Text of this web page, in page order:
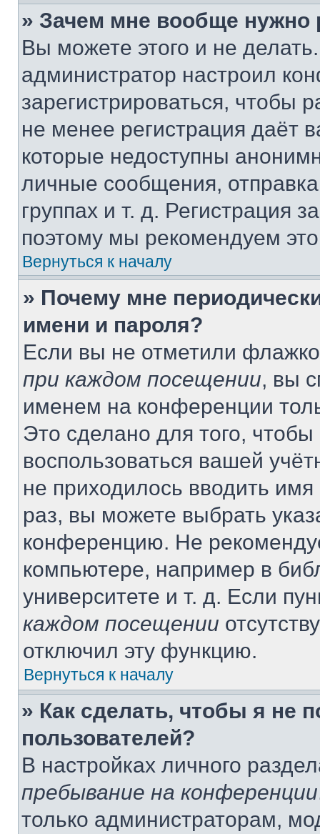
» Зачем мне вообще нужно
Вы можете этого и не
администратор настроил
зарегистрироваться, чтобы
не менее регистрация даёт
которые недоступны
личные сообщения,
группах и т. д. Регистрация
поэтому мы рекомендуем
Вернуться к началу
» Почему мне
имени и пароля?
Если вы не отметили
при каждом посещении, вы
именем на конференции
Это сделано для того, чтобы
воспользоваться вашей
не приходилось вводить
раз, вы можете выбрать
конференцию. Не
компьютере, например в
университете и т. д. Если
каждом посещении
отключил эту функцию.
Вернуться к началу
» Как сделать, чтобы я не
пользователей?
В настройках личного
пребывание на конференции
только администраторам,